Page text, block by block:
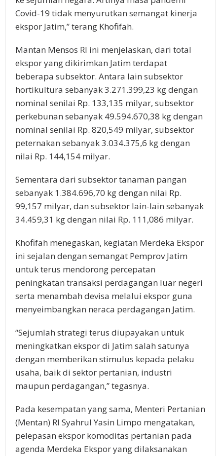
Covid-19 tidak menyurutkan semangat kinerja
ekspor Jatim,” terang Khofifah.
Mantan Mensos RI ini menjelaskan, dari total
ekspor yang dikirimkan Jatim terdapat
beberapa subsektor. Antara lain subsektor
hortikultura sebanyak 3.271.399,23 kg dengan
nominal senilai Rp. 133,135 milyar, subsektor
perkebunan sebanyak 49.594.670,38 kg dengan
nominal senilai Rp. 820,549 milyar, subsektor
peternakan sebanyak 3.034.375,6 kg dengan
nilai Rp. 144,154 milyar.
Sementara dari subsektor tanaman pangan
sebanyak 1.384.696,70 kg dengan nilai Rp.
99,157 milyar, dan subsektor lain-lain sebanyak
34.459,31 kg dengan nilai Rp. 111,086 milyar.
Khofifah menegaskan, kegiatan Merdeka Ekspor
ini sejalan dengan semangat Pemprov Jatim
untuk terus mendorong percepatan
peningkatan transaksi perdagangan luar negeri
serta menambah devisa melalui ekspor guna
menyeimbangkan neraca perdagangan Jatim.
“Sejumlah strategi terus diupayakan untuk
meningkatkan ekspor di Jatim salah satunya
dengan memberikan stimulus kepada pelaku
usaha, baik di sektor pertanian, industri
maupun perdagangan,” tegasnya.
Pada kesempatan yang sama, Menteri Pertanian
(Mentan) RI Syahrul Yasin Limpo mengatakan,
pelepasan ekspor komoditas pertanian pada
agenda Merdeka Ekspor yang dilaksanakan